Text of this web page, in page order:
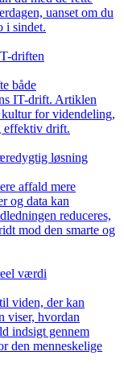
uanset om du
i sindet.
driften
både
IT-drift. Artiklen
for videndeling,
effektiv drift.
løsning
affald mere
og data kan
reduceres,
mod den smarte og
værdi
viden, der kan
viser, hvordan
indsigt gennem
den menneskelige